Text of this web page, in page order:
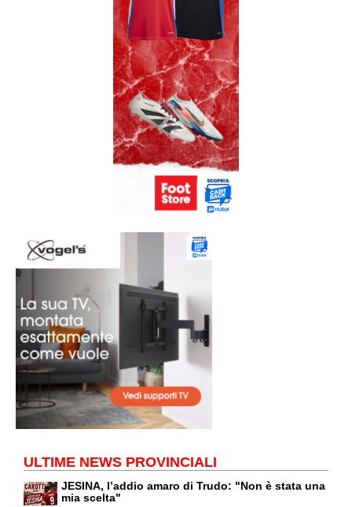
ULTIME NEWS PROVINCIALI
JESINA, l’addio amaro di Trudo: "Non è stata una
mia scelta"